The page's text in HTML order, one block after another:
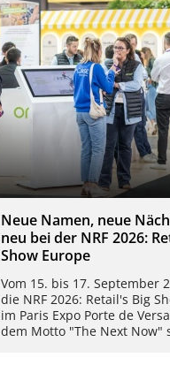
Neue Namen, neue
neu bei der NRF 2026:
Show Europe
Vom 15. bis 17. September
die NRF 2026: Retail's Big
im Paris Expo Porte de
dem Motto "The Next Now"